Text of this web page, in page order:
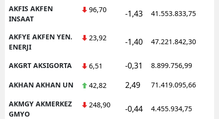
AKFIS AKFEN
INSAAT
96,70 -1,43 41.553.833,75
AKFYE AKFEN YEN.
ENERJI
23,92 -1,40 47.221.842,30
AKGRT AKSIGORTA 6,51 -0,31 8.899.756,99
AKHAN AKHAN UN 42,82 2,49 71.419.095,66
AKMGY AKMERKEZ
GMYO
248,90 -0,44 4.455.934,75